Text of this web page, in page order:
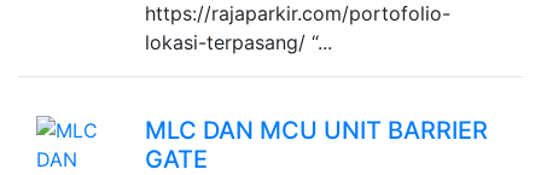
https://rajaparkir.com/portofolio-
lokasi-terpasang/ “...
MLC DAN MCU UNIT BARRIER
GATE